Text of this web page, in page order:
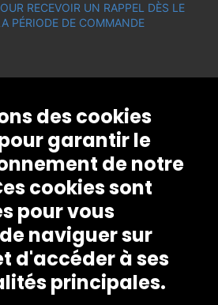
RECEVOIR UN RAPPEL DÈS LE
PÉRIODE DE COMMANDE
des cookies
garantir le
de notre
cookies sont
pour vous
naviguer sur
d'accéder à ses
principales.